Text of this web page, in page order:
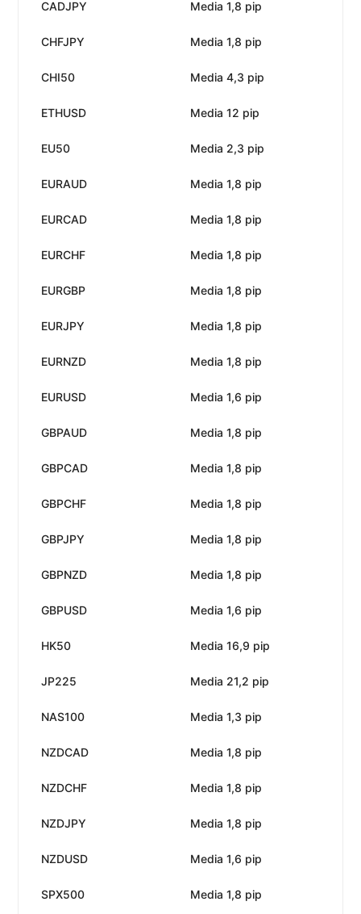
CADJPY Media 1,8 pip
CHFJPY Media 1,8 pip
CHI50 Media 4,3 pip
ETHUSD Media 12 pip
EU50 Media 2,3 pip
EURAUD Media 1,8 pip
EURCAD Media 1,8 pip
EURCHF Media 1,8 pip
EURGBP Media 1,8 pip
EURJPY Media 1,8 pip
EURNZD Media 1,8 pip
EURUSD Media 1,6 pip
GBPAUD Media 1,8 pip
GBPCAD Media 1,8 pip
GBPCHF Media 1,8 pip
GBPJPY Media 1,8 pip
GBPNZD Media 1,8 pip
GBPUSD Media 1,6 pip
HK50 Media 16,9 pip
JP225 Media 21,2 pip
NAS100 Media 1,3 pip
NZDCAD Media 1,8 pip
NZDCHF Media 1,8 pip
NZDJPY Media 1,8 pip
NZDUSD Media 1,6 pip
SPX500 Media 1,8 pip